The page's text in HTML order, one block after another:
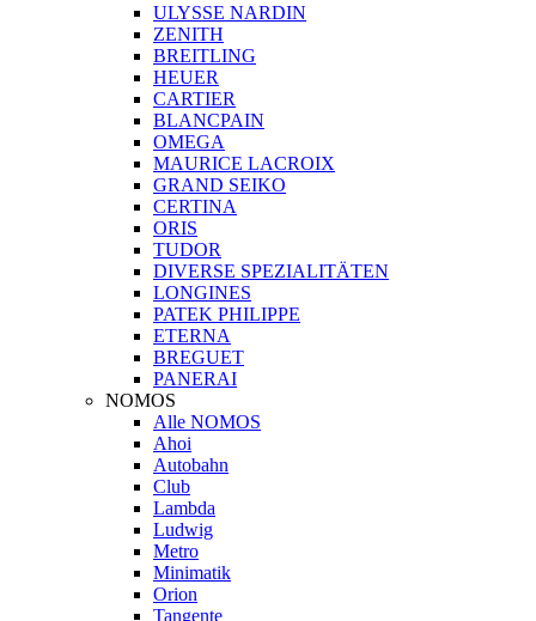
ULYSSE NARDIN
ZENITH
BREITLING
HEUER
CARTIER
BLANCPAIN
OMEGA
MAURICE LACROIX
GRAND SEIKO
CERTINA
ORIS
TUDOR
DIVERSE SPEZIALITÄTEN
LONGINES
PATEK PHILIPPE
ETERNA
BREGUET
PANERAI
NOMOS
Alle NOMOS
Ahoi
Autobahn
Club
Lambda
Ludwig
Metro
Minimatik
Orion
Tangente